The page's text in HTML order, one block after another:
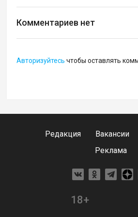
Комментариев нет
Авторизуйтесь чтобы оставлять
Редакция Вакансии
Реклама
18+